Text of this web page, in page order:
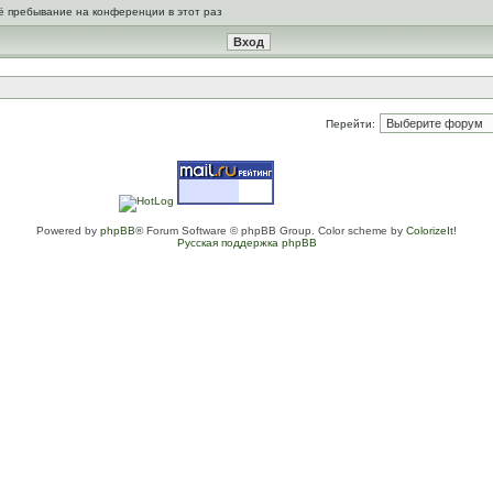
пребывание на конференции в этот раз
Перейти:
Powered by phpBB® Forum Software © phpBB Group. Color scheme by ColorizeIt!
Русская поддержка phpBB